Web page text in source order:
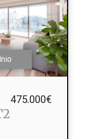
475.000€